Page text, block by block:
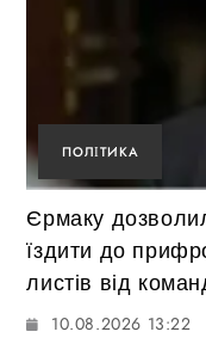
ПОЛІТИКА
Єрмаку
їздити до
листів від
10.08.2026 13:22